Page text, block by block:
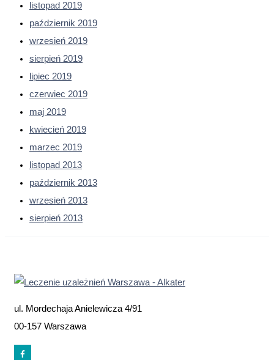
listopad 2019
październik 2019
wrzesień 2019
sierpień 2019
lipiec 2019
czerwiec 2019
maj 2019
kwiecień 2019
marzec 2019
listopad 2013
październik 2013
wrzesień 2013
sierpień 2013
ul. Mordechaja Anielewicza 4/91
00-157 Warszawa